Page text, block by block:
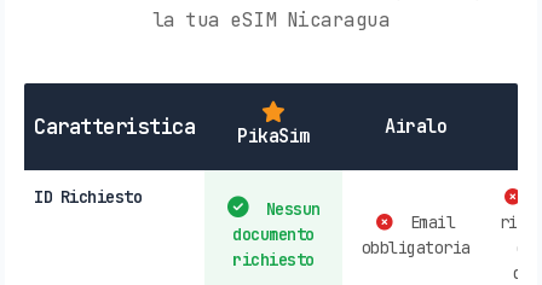
la tua eSIM Nicaragua
Caratteristica PikaSim Airalo
ID Richiesto
Nessun
documento
richiesto
Email
obbligatoria